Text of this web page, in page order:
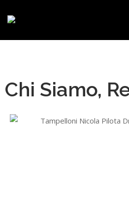
Chi Siamo,